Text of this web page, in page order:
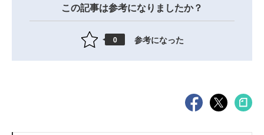
この記事は参考になりましたか？
0 参考になった